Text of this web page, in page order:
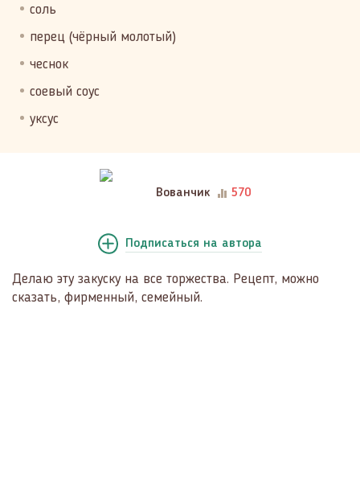
соль
перец (чёрный молотый)
чеснок
соевый соус
уксус
Вованчик 570
Подписаться на автора
Делаю эту закуску на все торжества. Рецепт, можно
сказать, фирменный, семейный.